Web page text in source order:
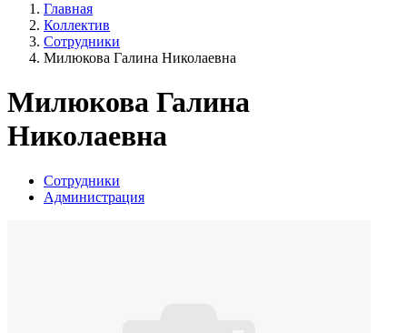
Главная
Коллектив
Сотрудники
Милюкова Галина Николаевна
Милюкова Галина
Николаевна
Сотрудники
Администрация